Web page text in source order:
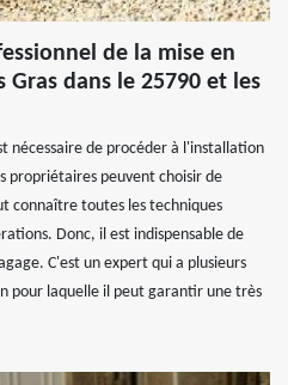
de la mise en
Gras dans le 25790 et les
nécessaire de procéder à l'installation
propriétaires peuvent choisir de
connaître toutes les techniques
Donc, il est indispensable de
C'est un expert qui a plusieurs
pour laquelle il peut garantir une très